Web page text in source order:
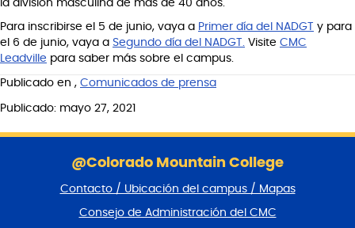
la división masculina de más de 40 años.
Para inscribirse el 5 de junio, vaya a Primer día del NADGT y para
el 6 de junio, vaya a Segundo día del NADGT. Visite CMC
Leadville para saber más sobre el campus.
Publicado en , Comunicados de prensa
Publicado: mayo 27, 2021
@Colorado Mountain College
Contacto / Ubicación del campus / Mapas
Consejo de Administración del CMC